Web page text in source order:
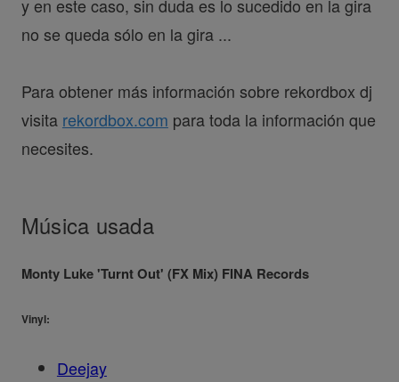
y en este caso, sin duda es lo sucedido en la gira
no se queda sólo en la gira ...
Para obtener más información sobre rekordbox dj
visita rekordbox.com para toda la información que
necesites.
Música usada
Monty Luke 'Turnt Out' (FX Mix) FINA Records
Vinyl:
Deejay